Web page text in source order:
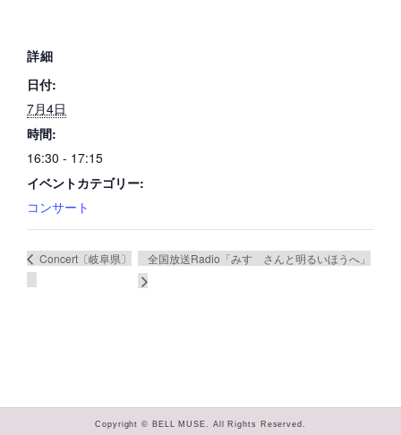
詳細
日付:
7月4日
時間:
16:30 - 17:15
イベントカテゴリー:
コンサート
Concert〔岐阜県〕 全国放送Radio「みすゞさんと明るいほうへ」
Copyright © BELL MUSE. All Rights Reserved.